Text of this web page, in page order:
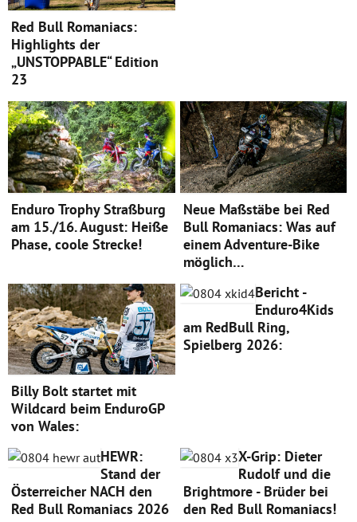
Red Bull Romaniacs:
Highlights der
„UNSTOPPABLE“ Edition
23
Enduro Trophy Straßburg
am 15./16. August: Heiße
Phase, coole Strecke!
Neue Maßstäbe bei Red
Bull Romaniacs: Was auf
einem Adventure-Bike
möglich…
Billy Bolt startet mit
Wildcard beim EnduroGP
von Wales:
Bericht -
Enduro4Kids
am RedBull Ring,
Spielberg 2026:
HEWR:
Stand der
Österreicher NACH den
Red Bull Romaniacs 2026
X-Grip: Dieter
Rudolf und die
Brightmore - Brüder bei
den Red Bull Romaniacs!